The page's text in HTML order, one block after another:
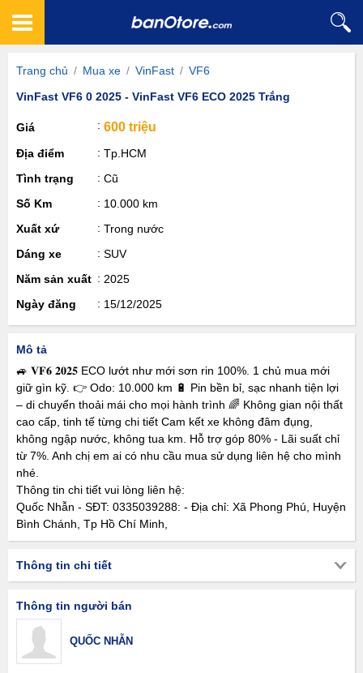
Trang chủ / Mua xe / VinFast / VF6
VinFast VF6 0 2025 - VinFast VF6 ECO 2025 Trắng
Giá 600 triệu
Địa điểm
Tp.HCM
Tình trạng
Cũ
Số Km
10.000 km
Xuất xứ
Trong nước
Dáng xe
SUV
Năm sản xuất
2025
Ngày đăng
15/12/2025
Mô tả
🚙 𝐕𝐅𝟔 𝟐𝟎𝟐𝟓 ECO lướt như mới sơn rin 100%. 1 chủ mua mới
giữ gìn kỹ. 👉 Odo: 10.000 km 🔋 Pin bền bỉ, sạc nhanh tiện lợi
– di chuyển thoải mái cho mọi hành trình 🌈 Không gian nội thất
cao cấp, tinh tế từng chi tiết Cam kết xe không đâm đụng,
không ngập nước, không tua km. Hỗ trợ góp 80% - Lãi suất chỉ
từ 7%. Anh chị em ai có nhu cầu mua sử dụng liên hệ cho mình
nhé.
Thông tin chi tiết vui lòng liên hệ:
Quốc Nhẫn - SĐT: 0335039288: - Địa chỉ: Xã Phong Phú, Huyện
Bình Chánh, Tp Hồ Chí Minh,
Thông tin chi tiết
Thông tin người bán
QUỐC NHẪN